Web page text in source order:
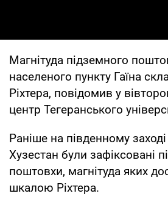
Магнітуда підземного
населеного пункту Гаїна
Ріхтера, повідомив у
центр Тегеранського
Раніше на південному заході
Хузестан були зафіксовані
поштовхи, магнітуда яких
шкалою Ріхтера.